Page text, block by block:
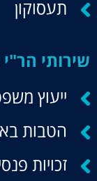
שירותי
ייעוץ
הטבות
זכויות